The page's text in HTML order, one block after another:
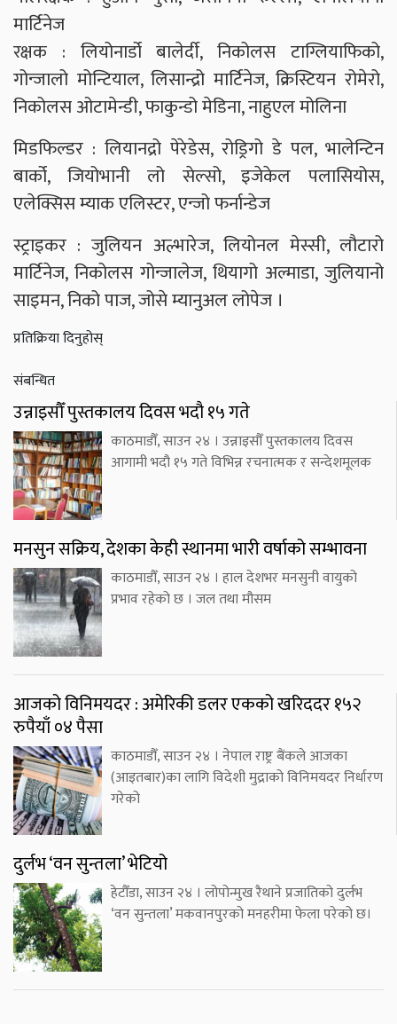
मार्टिनेज
रक्षक : लियोनार्डो बालेर्दी, निकोलस टाग्लियाफिको,
गोन्जालो मोन्टियाल, लिसान्द्रो मार्टिनेज, क्रिस्टियन रोमेरो,
निकोलस ओटामेन्डी, फाकुन्डो मेडिना, नाहुएल मोलिना
मिडफिल्डर : लियानद्रो पेरेडेस, रोड्रिगो डे पल, भालेन्टिन
बार्को, जियोभानी लो सेल्सो, इजेकेल पलासियोस,
एलेक्सिस म्याक एलिस्टर, एन्जो फर्नान्डेज
स्ट्राइकर : जुलियन अल्भारेज, लियोनल मेस्सी, लौटारो
मार्टिनेज, निकोलस गोन्जालेज, थियागो अल्माडा, जुलियानो
साइमन, निको पाज, जोसे म्यानुअल लोपेज ।
प्रतिक्रिया दिनुहोस्
संबन्धित
उन्नाइसौँ पुस्तकालय दिवस भदौ १५ गते
काठमाडौँ, साउन २४ । उन्नाइसौँ पुस्तकालय दिवस
आगामी भदौ १५ गते विभिन्न रचनात्मक र सन्देशमूलक
मनसुन सक्रिय, देशका केही स्थानमा भारी वर्षाको सम्भावना
काठमाडौँ, साउन २४ । हाल देशभर मनसुनी वायुको
प्रभाव रहेको छ । जल तथा मौसम
आजको विनिमयदर : अमेरिकी डलर एकको खरिददर १५२
रुपैयाँ ०४ पैसा
काठमाडौँ, साउन २४ । नेपाल राष्ट्र बैंकले आजका
(आइतबार)का लागि विदेशी मुद्राको विनिमयदर निर्धारण
गरेको
दुर्लभ ‘वन सुन्तला’ भेटियो
हेटौँडा, साउन २४ । लोपोन्मुख रैथाने प्रजातिको दुर्लभ
‘वन सुन्तला’ मकवानपुरको मनहरीमा फेला परेको छ।